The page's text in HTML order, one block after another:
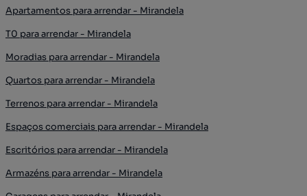
Apartamentos para arrendar - Mirandela
T0 para arrendar - Mirandela
Moradias para arrendar - Mirandela
Quartos para arrendar - Mirandela
Terrenos para arrendar - Mirandela
Espaços comerciais para arrendar - Mirandela
Escritórios para arrendar - Mirandela
Armazéns para arrendar - Mirandela